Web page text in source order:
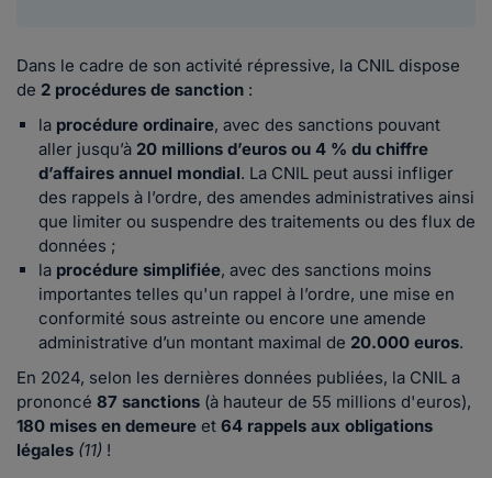
Dans le cadre de son activité répressive, la CNIL dispose
de 2 procédures de sanction :
la procédure ordinaire, avec des sanctions pouvant
aller jusqu’à 20 millions d’euros ou 4 % du chiffre
d’affaires annuel mondial. La CNIL peut aussi infliger
des rappels à l’ordre, des amendes administratives ainsi
que limiter ou suspendre des traitements ou des flux de
données ;
la procédure simplifiée, avec des sanctions moins
importantes telles qu'un rappel à l’ordre, une mise en
conformité sous astreinte ou encore une amende
administrative d’un montant maximal de 20.000 euros.
En 2024, selon les dernières données publiées, la CNIL a
prononcé 87 sanctions (à hauteur de 55 millions d'euros),
180 mises en demeure et 64 rappels aux obligations
légales (11) !